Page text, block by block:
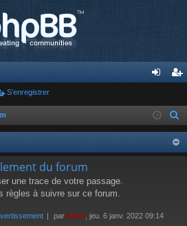
ne
xi
on
nr
eg
ist
S’enregistrer
du forum
une trace de votre passage.
règles à suivre sur ce forum.
par Epoc , jeu. 6 janv. 2022 09:14